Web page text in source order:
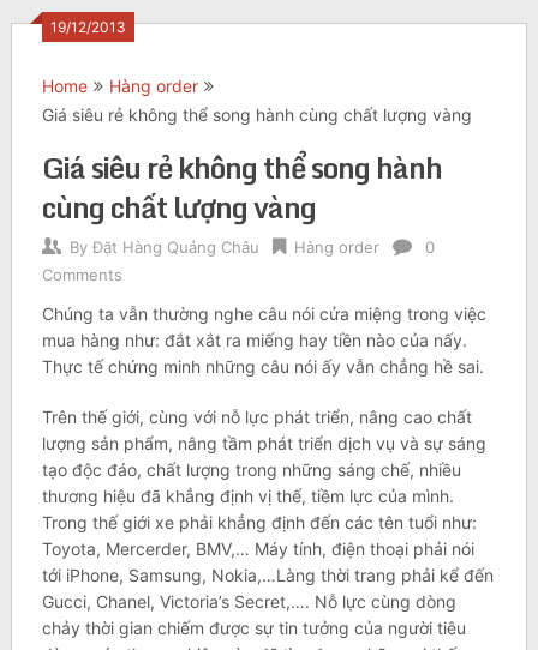
19/12/2013
Home
Hàng order
Giá siêu rẻ không thể song hành cùng chất lượng vàng
Giá siêu rẻ không thể song hành
cùng chất lượng vàng
By Đặt Hàng Quảng Châu Hàng order
0
Comments
Chúng ta vẫn thường nghe câu nói cửa miệng trong việc
mua hàng như: đắt xắt ra miếng hay tiền nào của nấy.
Thực tế chứng minh những câu nói ấy vẫn chẳng hề sai.
Trên thế giới, cùng với nỗ lực phát triển, nâng cao chất
lượng sản phẩm, nâng tầm phát triển dịch vụ và sự sáng
tạo độc đáo, chất lượng trong những sáng chế, nhiều
thương hiệu đã khẳng định vị thế, tiềm lực của mình.
Trong thế giới xe phải khẳng định đến các tên tuổi như:
Toyota, Mercerder, BMV,… Máy tính, điện thoại phải nói
tới iPhone, Samsung, Nokia,…Làng thời trang phải kể đến
Gucci, Chanel, Victoria’s Secret,…. Nỗ lực cùng dòng
chảy thời gian chiếm được sự tin tưởng của người tiêu